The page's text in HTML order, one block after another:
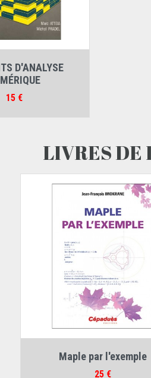
D'ANALYSE
Prix
15 €
LIVRES DE
Maple par l'exemple
Prix
25 €